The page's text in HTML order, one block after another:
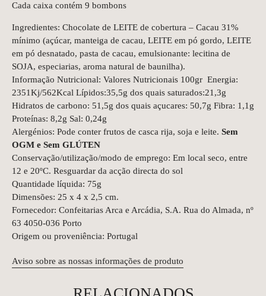
Cada caixa contém 9 bombons
Ingredientes: Chocolate de LEITE de cobertura – Cacau 31%
mínimo (açúcar, manteiga de cacau, LEITE em pó gordo, LEITE
em pó desnatado, pasta de cacau, emulsionante: lecitina de
SOJA, especiarias, aroma natural de baunilha).
Informação Nutricional: Valores Nutricionais 100gr Energia:
2351Kj/562Kcal Lípidos:35,5g dos quais saturados:21,3g
Hidratos de carbono: 51,5g dos quais açucares: 50,7g Fibra: 1,1g
Proteínas: 8,2g Sal: 0,24g
Alergénios: Pode conter frutos de casca rija, soja e leite. Sem
OGM e Sem GLÚTEN
Conservação/utilização/modo de emprego: Em local seco, entre
12 e 20ºC. Resguardar da acção directa do sol
Quantidade líquida: 75g
Dimensões: 25 x 4 x 2,5 cm.
Fornecedor: Confeitarias Arca e Arcádia, S.A. Rua do Almada, nº
63 4050-036 Porto
Origem ou proveniência: Portugal
Aviso sobre as nossas informações de produto